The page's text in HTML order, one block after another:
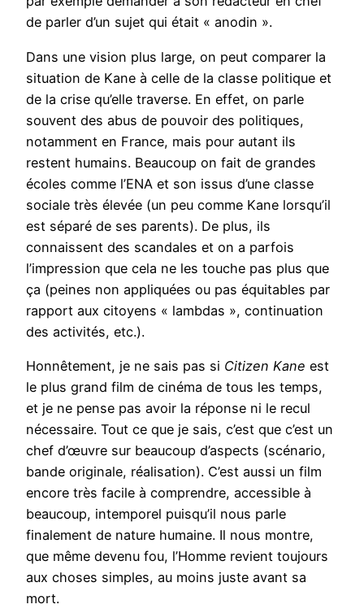
de parler d’un sujet qui était « anodin ».
Dans une vision plus large, on peut comparer la
situation de Kane à celle de la classe politique et
de la crise qu’elle traverse. En effet, on parle
souvent des abus de pouvoir des politiques,
notamment en France, mais pour autant ils
restent humains. Beaucoup on fait de grandes
écoles comme l’ENA et son issus d’une classe
sociale très élevée (un peu comme Kane lorsqu’il
est séparé de ses parents). De plus, ils
connaissent des scandales et on a parfois
l’impression que cela ne les touche pas plus que
ça (peines non appliquées ou pas équitables par
rapport aux citoyens « lambdas », continuation
des activités, etc.).
Honnêtement, je ne sais pas si Citizen Kane est
le plus grand film de cinéma de tous les temps,
et je ne pense pas avoir la réponse ni le recul
nécessaire. Tout ce que je sais, c’est que c’est un
chef d’œuvre sur beaucoup d’aspects (scénario,
bande originale, réalisation). C’est aussi un film
encore très facile à comprendre, accessible à
beaucoup, intemporel puisqu’il nous parle
finalement de nature humaine. Il nous montre,
que même devenu fou, l’Homme revient toujours
aux choses simples, au moins juste avant sa
mort.